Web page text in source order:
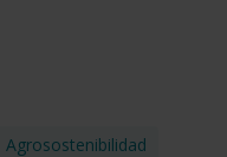
Agrosostenibilidad